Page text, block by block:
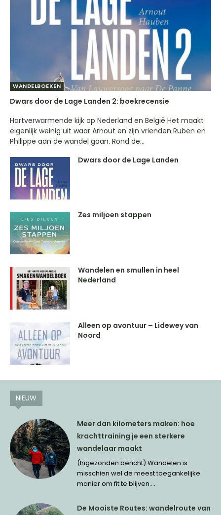
WANDELBOEKEN
Dwars door de Lage Landen 2: boekrecensie
Hartverwarmende kijk op Nederland en België Het maakt
eigenlijk weinig uit waar Arnout en zijn vrienden Ruben en
Philippe aan de wandel gaan. Rond de...
Dwars door de Lage Landen
Zes miljoen stappen
Wandelen en smullen in heel
Nederland
Alleen op avontuur – Lidewey van
Noord
NIEUW
Meer dan kilometers maken: hoe
krachttraining je een sterkere
wandelaar maakt
(Ingezonden bericht) Wandelen is
misschien wel de meest toegankelijke
manier om fit te blijven....
De Mooiste Routes: wandelroute van